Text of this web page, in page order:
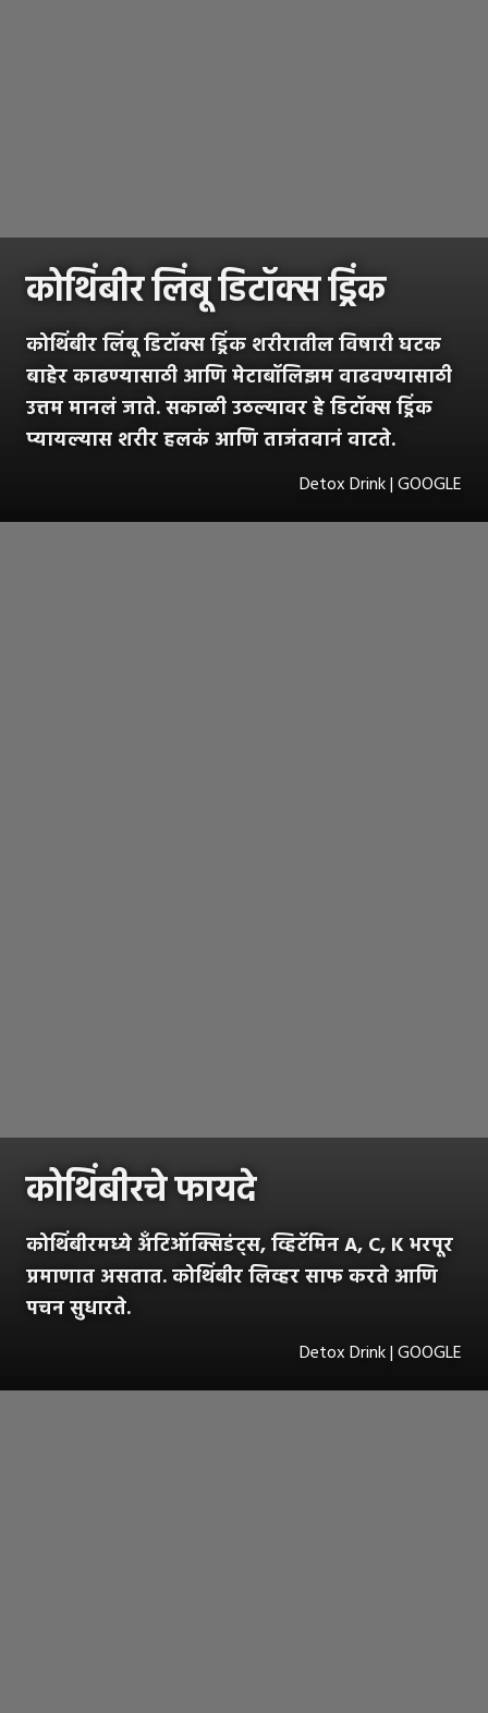
कोथिंबीर लिंबू डिटॉक्स ड्रिंक
कोथिंबीर लिंबू डिटॉक्स ड्रिंक शरीरातील विषारी घटक
बाहेर काढण्यासाठी आणि मेटाबॉलिझम वाढवण्यासाठी
उत्तम मानलं जाते. सकाळी उठल्यावर हे डिटॉक्स ड्रिंक
प्यायल्यास शरीर हलकं आणि ताजंतवानं वाटते.
Detox Drink | GOOGLE
कोथिंबीरचे फायदे
कोथिंबीरमध्ये अँटिऑक्सिडंट्स, व्हिटॅमिन A, C, K भरपूर
प्रमाणात असतात. कोथिंबीर लिव्हर साफ करते आणि
पचन सुधारते.
Detox Drink | GOOGLE